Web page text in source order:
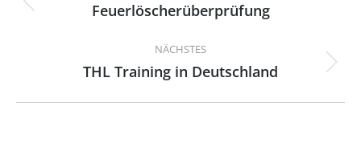
Vorheriger
Feuerlöscherüberprüfung
NÄCHSTES
Nächster
THL Training in Deutschland